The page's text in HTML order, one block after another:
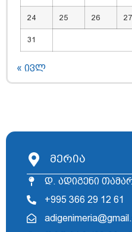
24 25 26 27
31
« ივლ
მერია
დ. ადიგენი
+995 366 29 12 61